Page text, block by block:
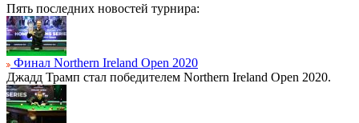
Пять последних новостей турнира:
Финал Northern Ireland Open 2020
Джадд Трамп стал победителем Northern Ireland Open 2020.